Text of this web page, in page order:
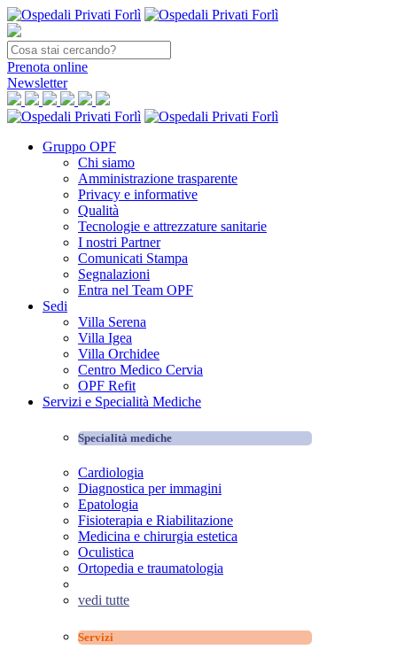
Prenota online
Newsletter
Gruppo OPF
Chi siamo
Amministrazione trasparente
Privacy e informative
Qualità
Tecnologie e attrezzature sanitarie
I nostri Partner
Comunicati Stampa
Segnalazioni
Entra nel Team OPF
Sedi
Villa Serena
Villa Igea
Villa Orchidee
Centro Medico Cervia
OPF Refit
Servizi e Specialità Mediche
Specialità mediche
Cardiologia
Diagnostica per immagini
Epatologia
Fisioterapia e Riabilitazione
Medicina e chirurgia estetica
Oculistica
Ortopedia e traumatologia
vedi tutte
Servizi